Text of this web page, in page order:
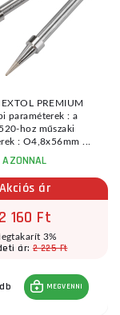
PREMIUM
paraméterek : a
hoz műszaki
: O4,8x56mm ...
AZONNAL
Akciós ár
2 160 Ft
3%
ár:2 225 Ft
db MEGVENNI